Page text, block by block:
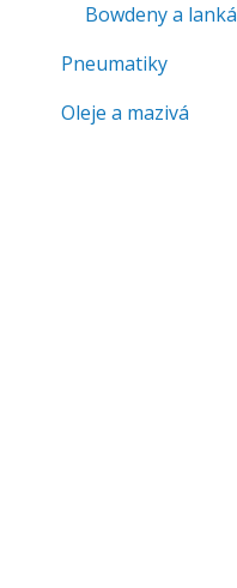
Bowdeny a lanká
Pneumatiky
Oleje a mazivá